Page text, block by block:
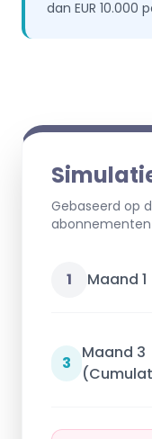
dan EUR 10.000
Gebaseerd op
abonnementen
1 Maand 1
3
Maand 3